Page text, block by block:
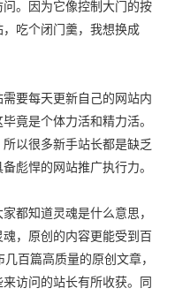
。因为它像控制大门的按
吃个闭门羹，我想换成
要每天更新自己的网站内
竟是个体力活和精力活。
以很多新手站长都是缺乏
彪悍的网站推广执行力。
都知道灵魂是什么意思，
，原创的内容更能受到百
百篇高质量的原创文章，
访问的站长有所收获。同